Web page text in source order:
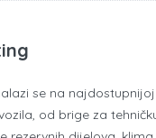
se na
od brige za